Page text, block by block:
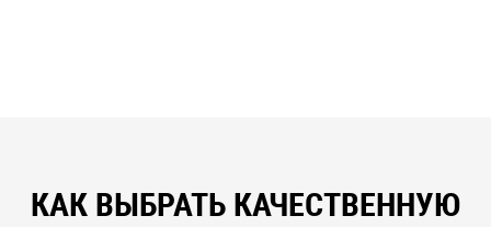
КАК ВЫБРАТЬ КАЧЕСТВЕННУЮ